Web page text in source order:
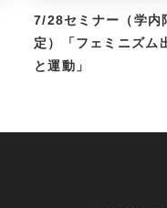
7/28セミナー（学内
定）「フェミニズム
と運動」